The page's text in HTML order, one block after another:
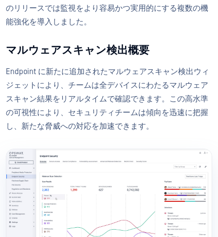
のリリースでは監視をより容易かつ実用的にする複数の機
能強化を導入しました。
マルウェアスキャン検出概要
Endpoint に新たに追加されたマルウェアスキャン検出ウィ
ジェットにより、チームは全デバイスにわたるマルウェア
スキャン結果をリアルタイムで確認できます。この高水準
の可視性により、セキュリティチームは傾向を迅速に把握
し、新たな脅威への対応を加速できます。